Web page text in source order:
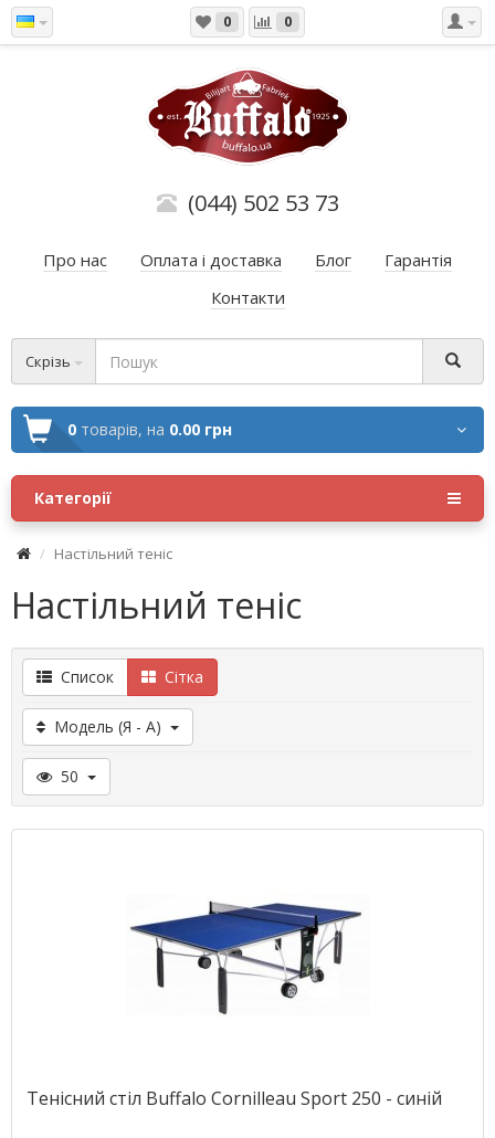
0 0
(044) 502 53 73
Про нас Оплата і доставка Блог
Гарантія
Контакти
Скрізь
0 товарів, на 0.00 грн
Категорії
Настільний теніс
Настільний теніс
Список Сітка
Модель (Я - A)
50
Тенісний стіл Buffalo Cornilleau Sport 250 - синій